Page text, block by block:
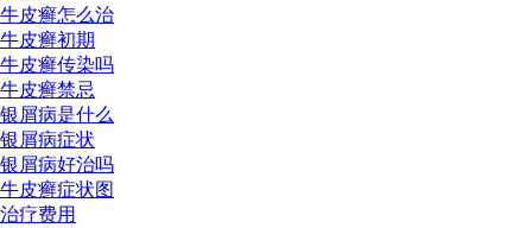
牛皮癣怎么治
牛皮癣初期
牛皮癣传染吗
牛皮癣禁忌
银屑病是什么
银屑病症状
银屑病好治吗
牛皮癣症状图
治疗费用